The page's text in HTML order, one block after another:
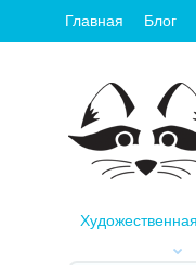
Главная Блог